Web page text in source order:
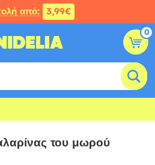
από: 3,99€
0
του μωρού